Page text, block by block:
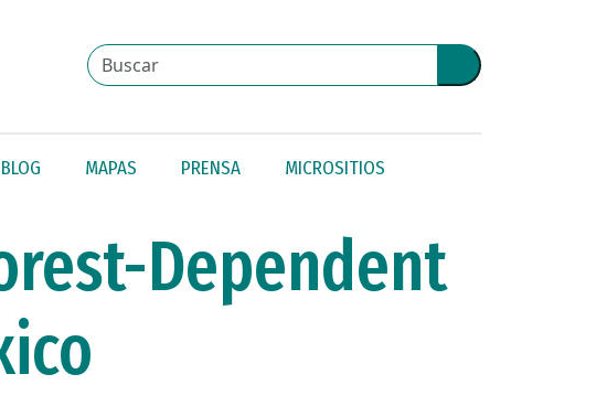
BLOG MAPAS PRENSA MICROSITIOS
Dependent